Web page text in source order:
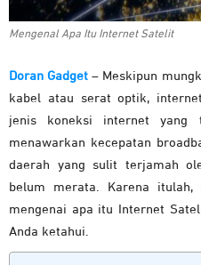
Mengenal Apa Itu Internet Satelit
Doran Gadget– Meskipun
kabel atau serat optik, i
jenis koneksi internet yang
menawarkan kecepatan
daerah yang sulit terjamah
belum merata. Karena
mengenai apa itu Internet
Anda ketahui.